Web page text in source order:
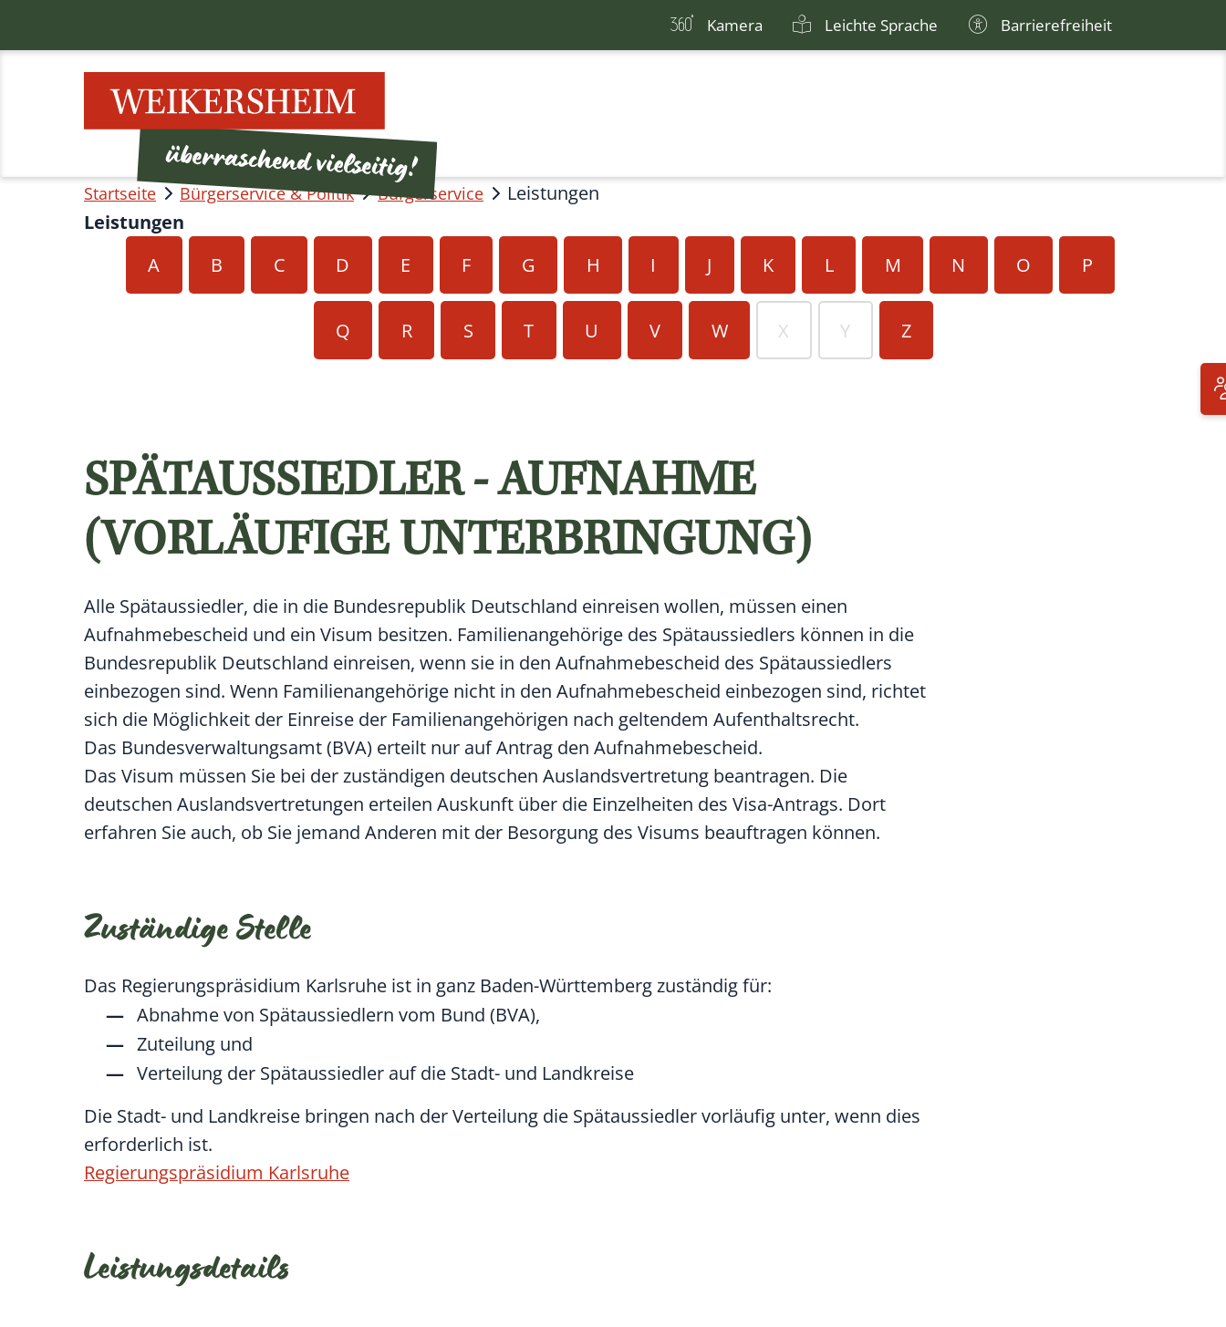
Kamera Leichte Sprache Barrierefreiheit
Startseite Bürgerservice & Politik Bürgerservice
Leistungen
Leistungen
A
B C D E F G H I J K L M N O P
Q R S T U V W X Y Z
SPÄTAUSSIEDLER - AUFNAHME
(VORLÄUFIGE UNTERBRINGUNG)
Alle Spätaussiedler, die in die Bundesrepublik Deutschland einreisen wollen, müssen einen
Aufnahmebescheid und ein Visum besitzen. Familienangehörige des Spätaussiedlers können in die
Bundesrepublik Deutschland einreisen, wenn sie in den Aufnahmebescheid des Spätaussiedlers
einbezogen sind. Wenn Familienangehörige nicht in den Aufnahmebescheid einbezogen sind, richtet
sich die Möglichkeit der Einreise der Familienangehörigen nach geltendem Aufenthaltsrecht.
Das Bundesverwaltungsamt (BVA) erteilt nur auf Antrag den Aufnahmebescheid.
Das Visum müssen Sie bei der zuständigen deutschen Auslandsvertretung beantragen. Die
deutschen Auslandsvertretungen erteilen Auskunft über die Einzelheiten des Visa-Antrags. Dort
erfahren Sie auch, ob Sie jemand Anderen mit der Besorgung des Visums beauftragen können.
Zuständige Stelle
Das Regierungspräsidium Karlsruhe ist in ganz Baden-Württemberg zuständig für:
Abnahme von Spätaussiedlern vom Bund (BVA),
Zuteilung und
Verteilung der Spätaussiedler auf die Stadt- und Landkreise
Die Stadt- und Landkreise bringen nach der Verteilung die Spätaussiedler vorläufig unter, wenn dies
erforderlich ist.
Regierungspräsidium Karlsruhe
Leistungsdetails